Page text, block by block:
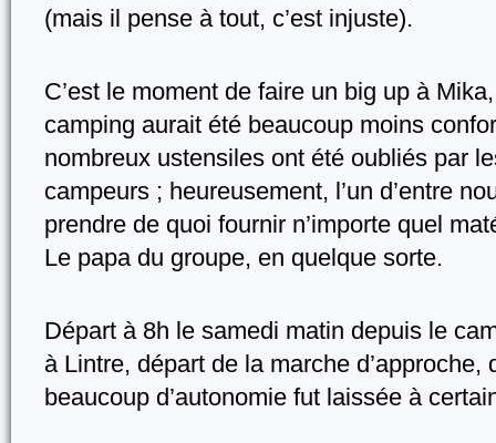
(mais il pense à tout, c’est injuste).
C’est le moment de faire un big up à
camping aurait été beaucoup moins
nombreux ustensiles ont été oubliés par
campeurs ; heureusement, l’un d’entre
prendre de quoi fournir n’importe quel
Le papa du groupe, en quelque sorte.
Départ à 8h le samedi matin depuis le
à Lintre, départ de la marche d’approche,
beaucoup d’autonomie fut laissée à